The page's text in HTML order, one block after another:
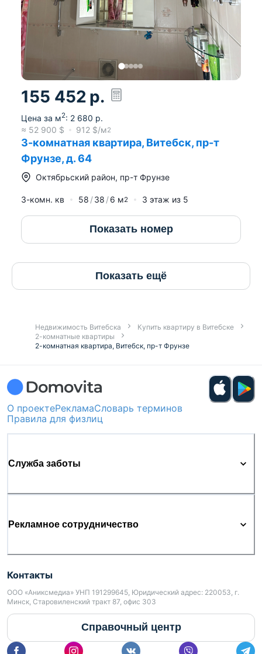
155 452 р.
Цена за м2: 2 680 р.
≈ 52 900 $ 912 $/м2
3-комнатная квартира, Витебск, пр-т
Фрунзе, д. 64
Октябрьский район, пр-т Фрунзе
3-комн. кв 58 38 6 м2 3 этаж из 5
Показать номер
Показать ещё
Недвижимость Витебска
Купить квартиру в Витебске
2-комнатные квартиры
2-комнатная квартира, Витебск, пр-т Фрунзе
О проектеРекламаСловарь терминов
Правила для физлиц
Служба заботы
Рекламное сотрудничество
Контакты
ООО «Аниксмедиа» УНП 191299645, Юридический адрес: 220053, г.
Минск, Старовиленский тракт 87, офис 303
Справочный центр